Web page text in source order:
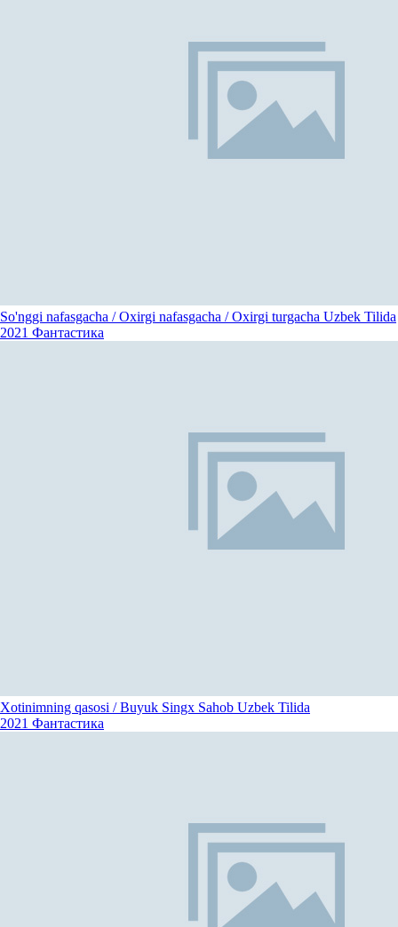
So'nggi nafasgacha / Oxirgi nafasgacha / Oxirgi turgacha Uzbek Tilida
2021 Фантастика
Xotinimning qasosi / Buyuk Singx Sahob Uzbek Tilida
2021 Фантастика